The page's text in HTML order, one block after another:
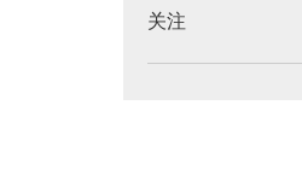
关注